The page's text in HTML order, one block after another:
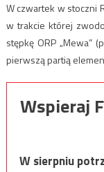
W czwartek w stoczni
w trakcie której
stępkę ORP „Mewa”
pierwszą partią
Wspieraj
W sierpniu